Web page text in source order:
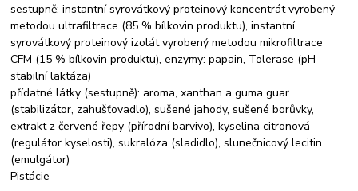
sestupně: instantní syrovátkový proteinový koncentrát vyrobený
metodou ultrafiltrace (85 % bílkovin produktu), instantní
syrovátkový proteinový izolát vyrobený metodou mikrofiltrace
CFM (15 % bílkovin produktu), enzymy: papain, Tolerase (pH
stabilní laktáza)
přídatné látky (sestupně): aroma, xanthan a guma guar
(stabilizátor, zahušťovadlo), sušené jahody, sušené borůvky,
extrakt z červené řepy (přírodní barvivo), kyselina citronová
(regulátor kyselosti), sukralóza (sladidlo), slunečnicový lecitin
(emulgátor)
Pistácie